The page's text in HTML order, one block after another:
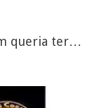
queria ter…